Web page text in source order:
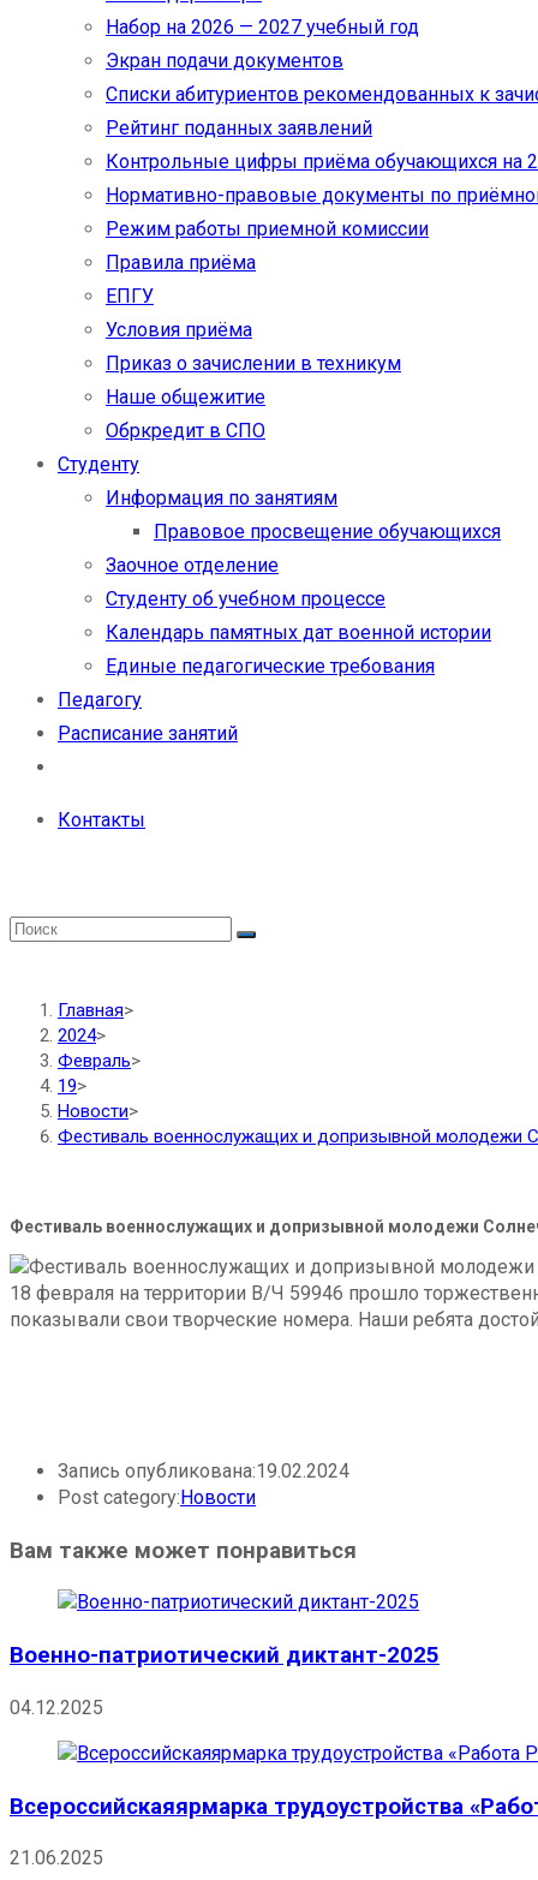
Набор на 2026 — 2027 учебный год
Экран подачи документов
Cписки абитуриентов рекомендованных к
Рейтинг поданных заявлений
Контрольные цифры приёма обучающихся на
Нормативно-правовые документы по
Режим работы приемной комиссии
Правила приёма
ЕПГУ
Условия приёма
Приказ о зачислении в техникум
Наше общежитие
Обркредит в СПО
Студенту
Информация по занятиям
Правовое просвещение обучающихся
Заочное отделение
Студенту об учебном процессе
Календарь памятных дат военной истории
Единые педагогические требования
Педагогу
Расписание занятий
Контакты
Главная>
2024>
Февраль>
19>
Новости>
Фестиваль военнослужащих и допризывной молодежи
Фестиваль военнослужащих и допризывной молодежи
18 февраля на территории В/Ч 59946 прошло
показывали свои творческие номера. Наши ребята
Запись опубликована:19.02.2024
Post category:Новости
Вам также может понравиться
Военно-патриотический диктант-2025
04.12.2025
Всероссийскаяярмарка трудоустройства
21.06.2025